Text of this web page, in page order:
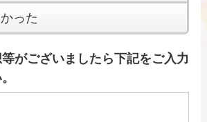
った
がございましたら下記をご入力